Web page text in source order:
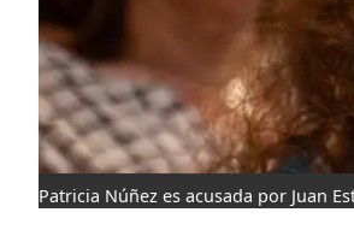
Patricia Núñez es acusada por Juan